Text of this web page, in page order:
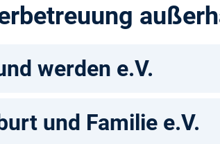
werden e.V.
und Familie e.V.